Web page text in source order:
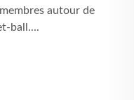
autour de
ball....